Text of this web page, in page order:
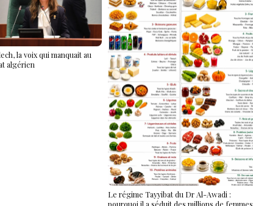
la voix qui manquait au
algérien
Le régime Tayyibat du Dr Al-Awadi :
pourquoi il a séduit des millions de femmes